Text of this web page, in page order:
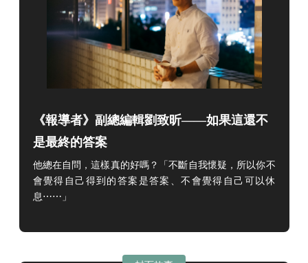
《報導者》副總編輯劉致昕——如果這還不
是最終的答案
他總在自問，這樣真的好嗎？「不斷自我懷疑，所以你不
會覺得自己得到的答案是答案、不會覺得自己可以休
息⋯⋯」